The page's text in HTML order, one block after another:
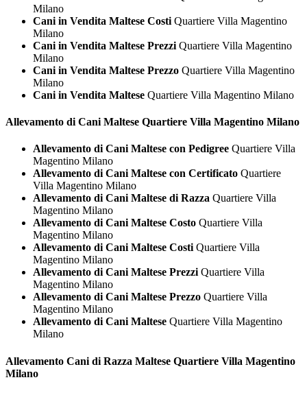
Milano
Cani in Vendita Maltese Costi Quartiere Villa Magentino
Milano
Cani in Vendita Maltese Prezzi Quartiere Villa Magentino
Milano
Cani in Vendita Maltese Prezzo Quartiere Villa Magentino
Milano
Cani in Vendita Maltese Quartiere Villa Magentino Milano
Allevamento di Cani Maltese Quartiere Villa Magentino Milano
Allevamento di Cani Maltese con Pedigree Quartiere Villa
Magentino Milano
Allevamento di Cani Maltese con Certificato Quartiere
Villa Magentino Milano
Allevamento di Cani Maltese di Razza Quartiere Villa
Magentino Milano
Allevamento di Cani Maltese Costo Quartiere Villa
Magentino Milano
Allevamento di Cani Maltese Costi Quartiere Villa
Magentino Milano
Allevamento di Cani Maltese Prezzi Quartiere Villa
Magentino Milano
Allevamento di Cani Maltese Prezzo Quartiere Villa
Magentino Milano
Allevamento di Cani Maltese Quartiere Villa Magentino
Milano
Allevamento Cani di Razza Maltese Quartiere Villa Magentino
Milano